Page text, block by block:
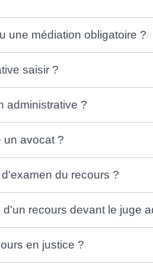
une médiation obligatoire ?
saisir ?
administrative ?
un avocat ?
du recours ?
recours devant le juge
en justice ?